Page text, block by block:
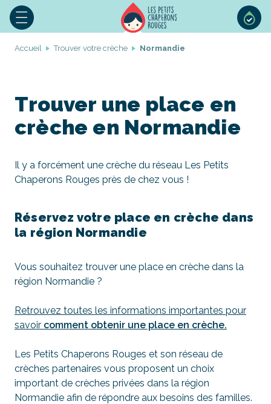
Accueil Trouver votre crèche Normandie
Trouver une place en
crèche en Normandie
Il y a forcément une crèche du réseau Les Petits
Chaperons Rouges près de chez vous !
Réservez votre place en crèche dans
la région Normandie
Vous souhaitez trouver une place en crèche dans la
région Normandie ?
Retrouvez toutes les informations importantes pour
savoir comment obtenir une place en crèche.
Les Petits Chaperons Rouges et son réseau de
crèches partenaires vous proposent un choix
important de crèches privées dans la région
Normandie afin de répondre aux besoins des familles.